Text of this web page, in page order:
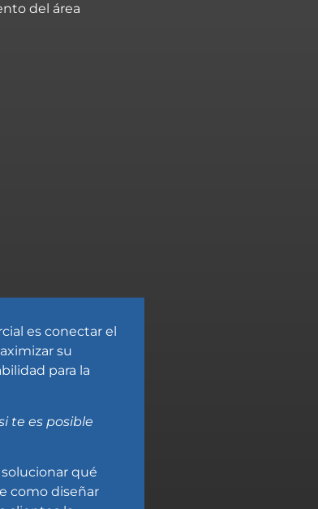
del área
es conectar el
su
para la
te es posible
qué
como diseñar